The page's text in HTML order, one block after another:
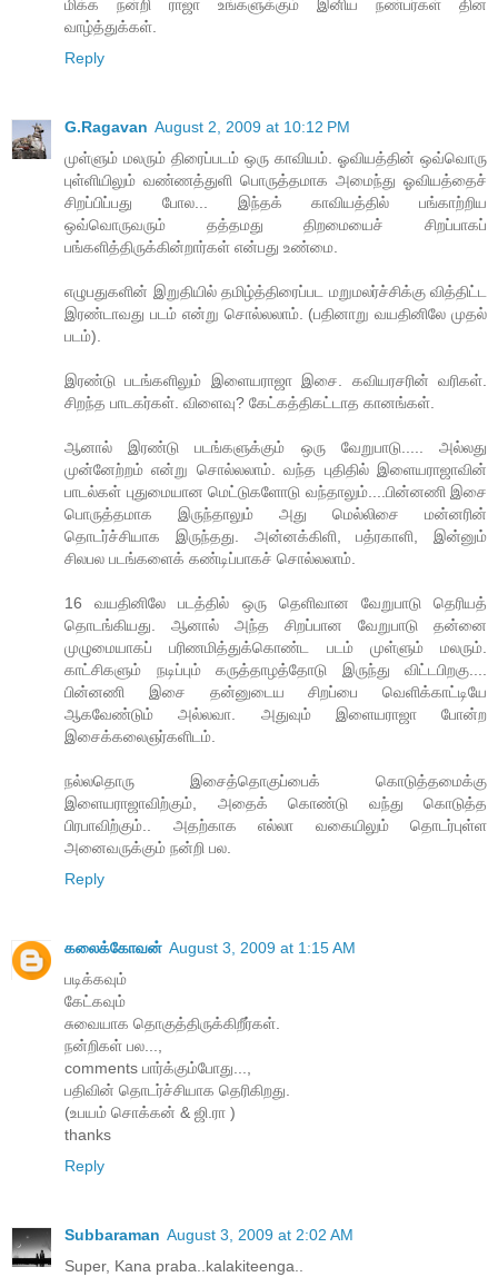
மிக்க நன்றி ராஜா உங்களுக்கும் இனிய நண்பர்கள் தின
வாழ்த்துக்கள்.
Reply
G.Ragavan August 2, 2009 at 10:12 PM
முள்ளும் மலரும் திரைப்படம் ஒரு காவியம். ஓவியத்தின் ஒவ்வொரு
புள்ளியிலும் வண்ணத்துளி பொருத்தமாக அமைந்து ஓவியத்தைச்
சிறப்பிப்பது போல... இந்தக் காவியத்தில் பங்காற்றிய
ஒவ்வொருவரும் தத்தமது திறமையைச் சிறப்பாகப்
பங்களித்திருக்கின்றார்கள் என்பது உண்மை.
எழுபதுகளின் இறுதியில் தமிழ்த்திரைப்பட மறுமலர்ச்சிக்கு வித்திட்ட
இரண்டாவது படம் என்று சொல்லலாம். (பதினாறு வயதினிலே முதல்
படம்).
இரண்டு படங்களிலும் இளையராஜா இசை. கவியரசரின் வரிகள்.
சிறந்த பாடகர்கள். விளைவு? கேட்கத்திகட்டாத கானங்கள்.
ஆனால் இரண்டு படங்களுக்கும் ஒரு வேறுபாடு..... அல்லது
முன்னேற்றம் என்று சொல்லலாம். வந்த புதிதில் இளையராஜாவின்
பாடல்கள் புதுமையான மெட்டுகளோடு வந்தாலும்....பின்னணி இசை
பொருத்தமாக இருந்தாலும் அது மெல்லிசை மன்னரின்
தொடர்ச்சியாக இருந்தது. அன்னக்கிளி, பத்ரகாளி, இன்னும்
சிலபல படங்களைக் கண்டிப்பாகச் சொல்லலாம்.
16 வயதினிலே படத்தில் ஒரு தெளிவான வேறுபாடு தெரியத்
தொடங்கியது. ஆனால் அந்த சிறப்பான வேறுபாடு தன்னை
முழுமையாகப் பரிணமித்துக்கொண்ட படம் முள்ளும் மலரும்.
காட்சிகளும் நடிப்பும் கருத்தாழத்தோடு இருந்து விட்டபிறகு....
பின்னணி இசை தன்னுடைய சிறப்பை வெளிக்காட்டியே
ஆகவேண்டும் அல்லவா. அதுவும் இளையராஜா போன்ற
இசைக்கலைஞர்களிடம்.
நல்லதொரு இசைத்தொகுப்பைக் கொடுத்தமைக்கு
இளையராஜாவிற்கும், அதைக் கொண்டு வந்து கொடுத்த
பிரபாவிற்கும்.. அதற்காக எல்லா வகையிலும் தொடர்புள்ள
அனைவருக்கும் நன்றி பல.
Reply
கலைக்கோவன் August 3, 2009 at 1:15 AM
படிக்கவும்
கேட்கவும்
சுவையாக தொகுத்திருக்கிறீர்கள்.
நன்றிகள் பல...,
comments பார்க்கும்போது...,
பதிவின் தொடர்ச்சியாக தெரிகிறது.
(உபயம் சொக்கன் & ஜி.ரா )
thanks
Reply
Subbaraman August 3, 2009 at 2:02 AM
Super, Kana praba..kalakiteenga..